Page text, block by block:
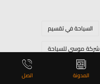
السياحة في تقسيم
شركة موسى للسياحة
المدونة اتصل